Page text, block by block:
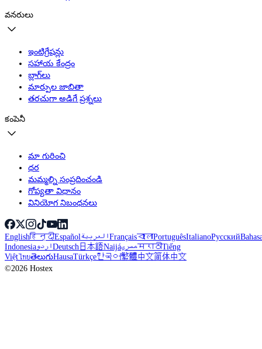
వనరులు
ఇంటిగ్రేషన్లు
సహాయ కేంద్రం
బ్లాగ్‌లు
మార్పుల జాబితా
తరచుగా అడిగే ప్రశ్నలు
కంపెనీ
మా గురించి
ధర
మమ్మల్ని సంప్రదించండి
గోప్యతా విధానం
వినియోగ నిబంధనలు
Englishहिन्दीEspañolالعربيةFrançaisবাংলাPortuguêsItalianoРусский
IndonesiaاردوDeutsch日本語NaijáمصريमराठीTiếng
ViệtไทยతెలుగుHausaTürkçe한국어繁體中文简体中文
©2026 Hostex